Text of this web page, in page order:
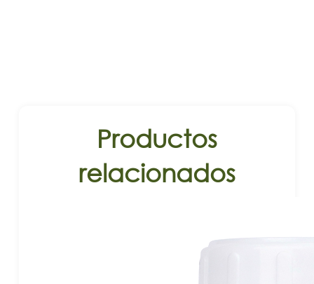
Productos
relacionados